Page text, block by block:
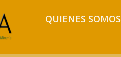
QUIENES SOMOS